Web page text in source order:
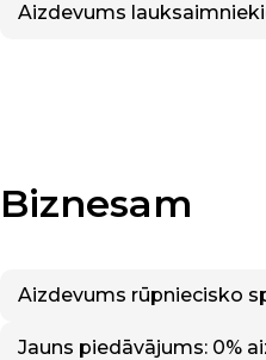
Aizdevums
Biznesam
Aizdevums rūpniecisko
Jauns piedāvājums: 0%